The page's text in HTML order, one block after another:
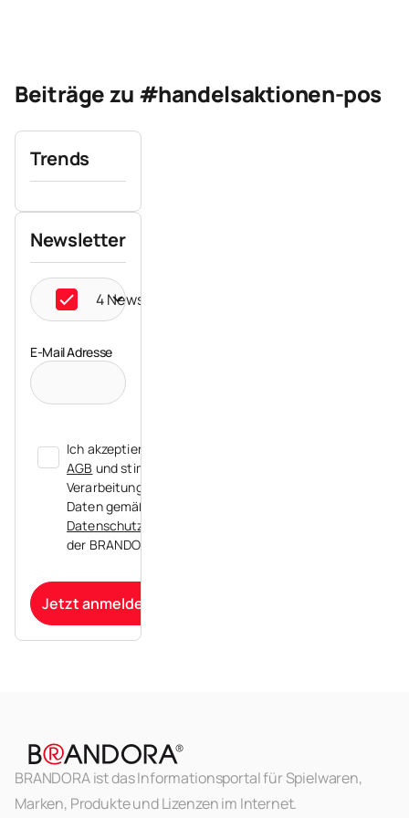
Beiträge zu #handelsaktionen-pos
Trends
Newsletter
4 Newsletter ausgewählt
E-Mail Adresse
Ich akzeptiere die
AGB und stimme der
Verarbeitung meiner
Daten gemäß der
Datenschutzerklärung
der BRANDORA zu.
Jetzt anmelden
BRANDORA ist das Informationsportal für Spielwaren,
Marken, Produkte und Lizenzen im Internet.